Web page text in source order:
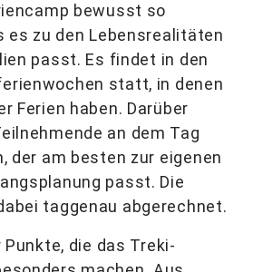
bewusst so
es zu den Lebensrealitäten
passt. Es findet in den
statt, in denen
Ferien haben. Darüber
an dem Tag
der am besten zur eigenen
passt. Die
taggenau abgerechnet.
die das Treki-